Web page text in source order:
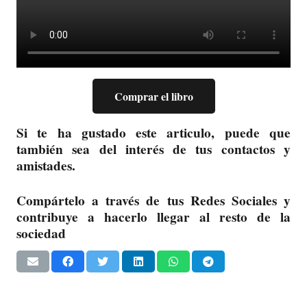
Comprar el libro
Si te ha gustado este articulo, puede que
también sea del interés de tus contactos y
amistades.
Compártelo a través de tus Redes Sociales y
contribuye a hacerlo llegar al resto de la
sociedad